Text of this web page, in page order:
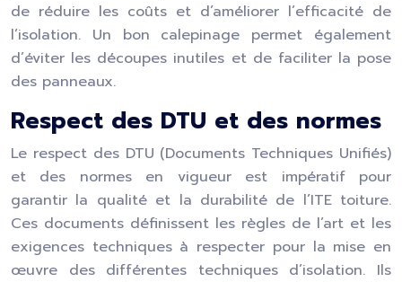
de réduire les coûts et d’améliorer l’efficacité de
l’isolation. Un bon calepinage permet également
d’éviter les découpes inutiles et de faciliter la pose
des panneaux.
Respect des DTU et des normes
Le respect des DTU (Documents Techniques Unifiés)
et des normes en vigueur est impératif pour
garantir la qualité et la durabilité de l’ITE toiture.
Ces documents définissent les règles de l’art et les
exigences techniques à respecter pour la mise en
œuvre des différentes techniques d’isolation. Ils